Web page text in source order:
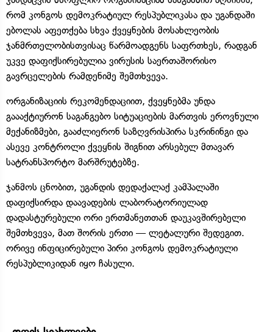
რომ კონგოს დემოკრატიულ რესპუბლიკასა და უგანდაში
ებოლას აფეთქება სხვა ქვეყნების მოსახლეობის
ჯანმრთელობისთვისაც წარმოადგენს საფრთხეს, რადგან
უკვე დაფიქსირებულია ვირუსის საერთაშორისო
გავრცელების რამდენიმე შემთხვევა.
ორგანიზაციის რეკომენდაციით, ქვეყნებმა უნდა
გაააქტიურონ საგანგებო სიტუაციების მართვის ეროვნული
მექანიზმები, გააძლიერონ საზღვრისპირა სკრინინგი და
ასევე კონტროლი ქვეყნის შიგნით არსებულ მთავარ
სატრანსპორტო მარშრუტებზე.
ჯანმოს ცნობით, უგანდის დედაქალაქ კამპალაში
დაფიქსირდა დაავადების ლაბორატორიულად
დადასტურებული ორი ერთმანეთთან დაუკავშირებელი
შემთხვევა, მათ შორის ერთი — ლეტალური შედეგით.
ორივე ინფიცირებული პირი კონგოს დემოკრატიული
რესპუბლიკიდან იყო ჩასული.